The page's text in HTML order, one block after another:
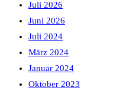
Juli 2026
Juni 2026
Juli 2024
März 2024
Januar 2024
Oktober 2023